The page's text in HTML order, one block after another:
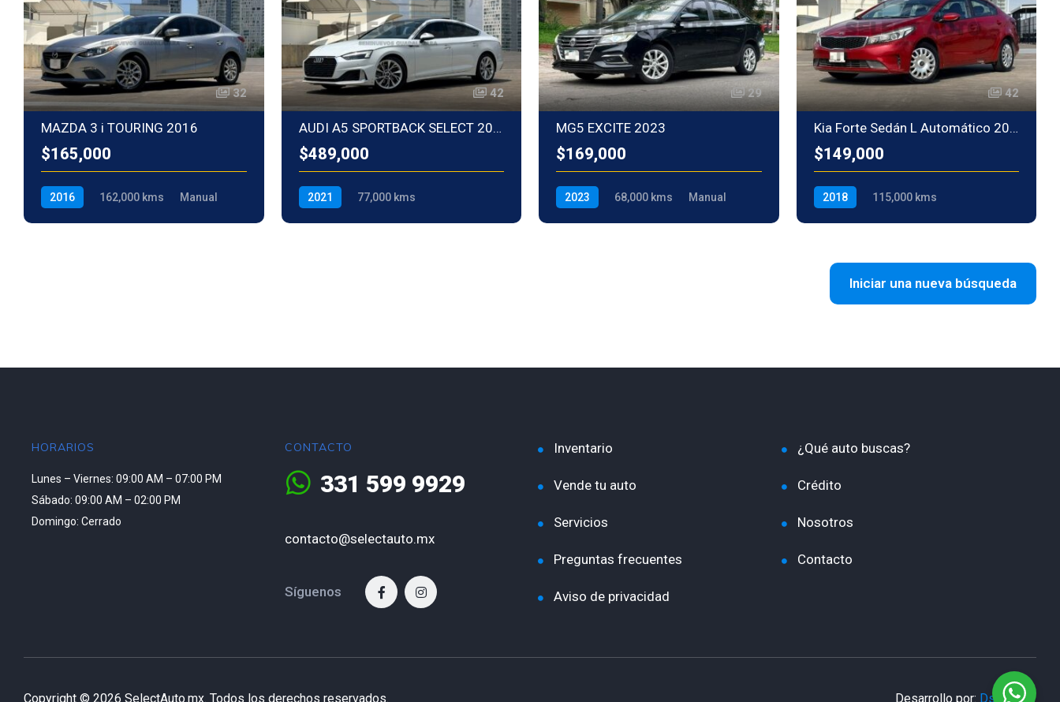
32
MAZDA 3 i TOURING 2016
$165,000
2016 162,000 kms
Manual
42
AUDI A5 SPORTBACK SELECT 2021
$489,000
2021
77,000 kms
29
MG5 EXCITE 2023
$169,000
2023 68,000 kms
Manual
42
Kia Forte Sedán L Automático 2018
$149,000
2018
115,000 kms
Iniciar una nueva búsqueda
HORARIOS
Lunes – Viernes: 09:00 AM – 07:00 PM
Sábado: 09:00 AM – 02:00 PM
Domingo: Cerrado
CONTACTO
331 599 9929
contacto@selectauto.mx
Síguenos
Inventario ¿Qué auto buscas?
Vende tu auto Crédito
Servicios Nosotros
Preguntas frecuentes Contacto
Aviso de privacidad
Copyright © 2026 SelectAuto.mx. Todos los derechos reservados. Desarrollo por: DsnHost